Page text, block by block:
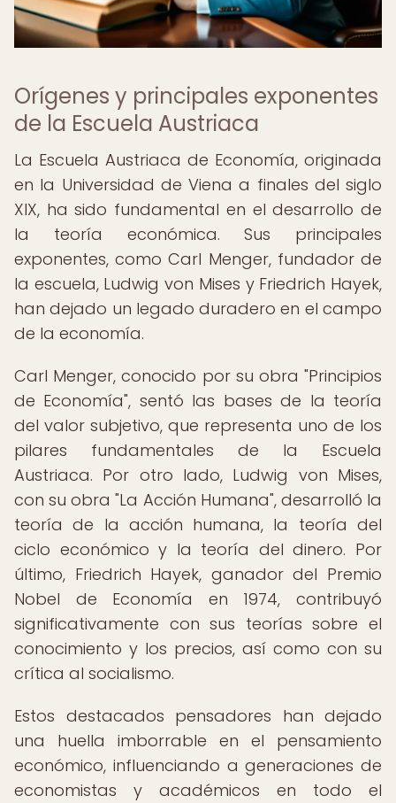
Orígenes y principales exponentes
de la Escuela Austriaca
La Escuela Austriaca de Economía, originada
en la Universidad de Viena a finales del siglo
XIX, ha sido fundamental en el desarrollo de
la teoría económica. Sus principales
exponentes, como Carl Menger, fundador de
la escuela, Ludwig von Mises y Friedrich Hayek,
han dejado un legado duradero en el campo
de la economía.
Carl Menger, conocido por su obra "Principios
de Economía", sentó las bases de la teoría
del valor subjetivo, que representa uno de los
pilares fundamentales de la Escuela
Austriaca. Por otro lado, Ludwig von Mises,
con su obra "La Acción Humana", desarrolló la
teoría de la acción humana, la teoría del
ciclo económico y la teoría del dinero. Por
último, Friedrich Hayek, ganador del Premio
Nobel de Economía en 1974, contribuyó
significativamente con sus teorías sobre el
conocimiento y los precios, así como con su
crítica al socialismo.
Estos destacados pensadores han dejado
una huella imborrable en el pensamiento
económico, influenciando a generaciones de
economistas y académicos en todo el